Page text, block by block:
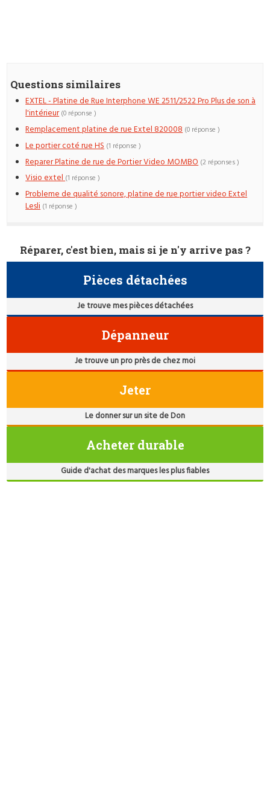
Questions similaires
EXTEL - Platine de Rue Interphone WE 2511/2522 Pro Plus de son à
l'intérieur (0 réponse )
Remplacement platine de rue Extel 820008 (0 réponse )
Le portier coté rue HS (1 réponse )
Reparer Platine de rue de Portier Video MOMBO (2 réponses )
Visio extel(1 réponse )
Probleme de qualité sonore, platine de rue portier video Extel
Lesli (1 réponse )
Réparer, c'est bien, mais si je n'y arrive pas ?
Pièces détachées
Je trouve mes pièces détachées
Dépanneur
Je trouve un pro près de chez moi
Jeter
Le donner sur un site de Don
Acheter durable
Guide d'achat des marques les plus fiables